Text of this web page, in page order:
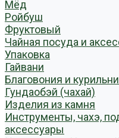
Мёд
Ройбуш
Фруктовый
Чайная посуда и
Упаковка
Гайвани
Благовония и
Гундаобэй (чахай)
Изделия из камня
Инструменты, чахэ,
аксессуары